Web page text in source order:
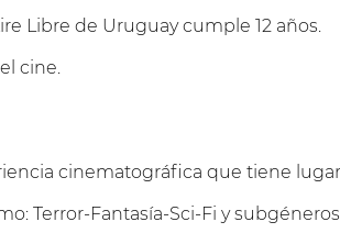
Libre de Uruguay cumple 12 años.
cine.
cinematográfica que tiene
Terror-Fantasía-Sci-Fi y